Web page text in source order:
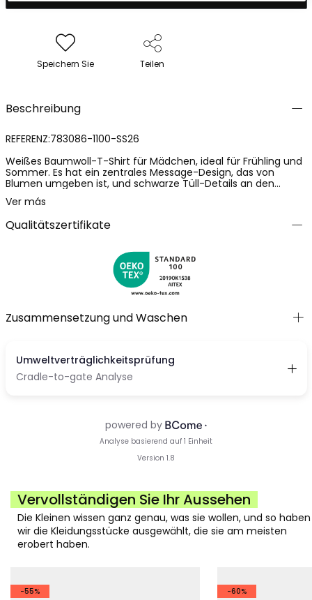
Speichern Sie Teilen
Beschreibung
REFERENZ:783086-1100-SS26
Weißes Baumwoll-T-Shirt für Mädchen, ideal für Frühling und
Sommer. Es hat ein zentrales Message-Design, das von
Blumen umgeben ist, und schwarze Tüll-Details an den
Schultern, die einen eleganten Touch verleihen. Der
Baumwollstoff sorgt für Frische und Komfort. Erhältlich in
Größen von 2 bis 14 Jahren. Lässt sich leicht mit Jeans oder
Röcken kombinieren, perfekt für einen lässigen und schicken
Ver más
Qualitätszertifikate
Zusammensetzung und Waschen
Vervollständigen Sie Ihr Aussehen
Die Kleinen wissen ganz genau, was sie wollen, und so haben
wir die Kleidungsstücke ausgewählt, die sie am meisten
erobert haben.
-55% -60%